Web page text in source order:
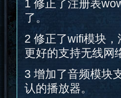
1 修正了注册表
了。
2 修正了wifi模块
更好的支持无线网
3 增加了音频模块
认的播放器。